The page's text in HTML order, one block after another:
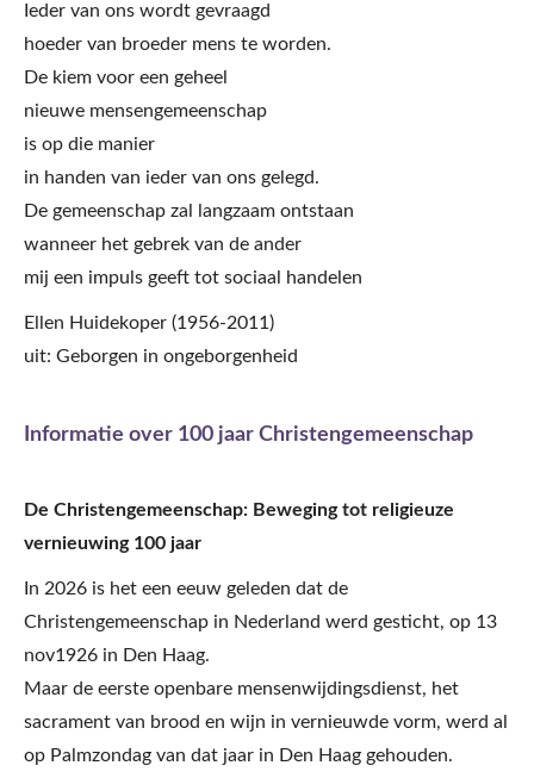
Ieder van ons wordt gevraagd
hoeder van broeder mens te worden.
De kiem voor een geheel
nieuwe mensengemeenschap
is op die manier
in handen van ieder van ons gelegd.
De gemeenschap zal langzaam ontstaan
wanneer het gebrek van de ander
mij een impuls geeft tot sociaal handelen
Ellen Huidekoper (1956-2011)
uit: Geborgen in ongeborgenheid
Informatie over 100 jaar Christengemeenschap
De Christengemeenschap: Beweging tot religieuze
vernieuwing 100 jaar
In 2026 is het een eeuw geleden dat de
Christengemeenschap in Nederland werd gesticht, op 13
nov1926 in Den Haag.
Maar de eerste openbare mensenwijdingsdienst, het
sacrament van brood en wijn in vernieuwde vorm, werd al
op Palmzondag van dat jaar in Den Haag gehouden.